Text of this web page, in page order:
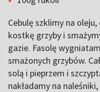
Cebulę szklimy na
kostkę grzyby i
gazie. Fasolę
smażonych grzybów.
solą i pieprzem i
nakładamy na